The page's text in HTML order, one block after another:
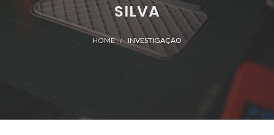
SILVA
HOME INVESTIGAÇÃO